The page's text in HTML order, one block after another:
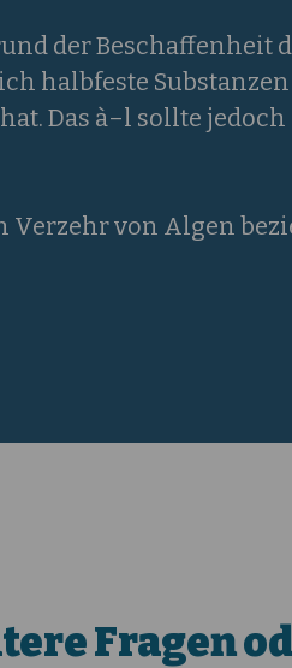
der Beschaffenheit
halbfeste
Das à–l sollte
von Algen
Fragen